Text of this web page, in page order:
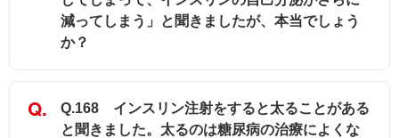
減ってしまう」と聞きましたが、本当でしょう
か？
Q.168 インスリン注射をすると太ることがある
と聞きました。太るのは糖尿病の治療によくな